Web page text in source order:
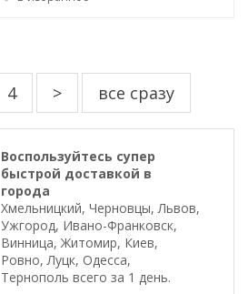
4 > все сразу
Воспользуйтесь супер
быстрой доставкой в
города
Хмельницкий, Черновцы, Львов,
Ужгород, Ивано-Франковск,
Винница, Житомир, Киев,
Ровно, Луцк, Одесса,
Тернополь всего за 1 день.